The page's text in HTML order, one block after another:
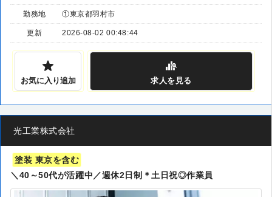
勤務地 ①東京都羽村市
更新 2026-08-02 00:48:44
お気に入り追加 求人 を見る
光工業株式会社
塗装 東京を含む
＼40～50代が活躍中／週休2日制＊土日祝◎作業員